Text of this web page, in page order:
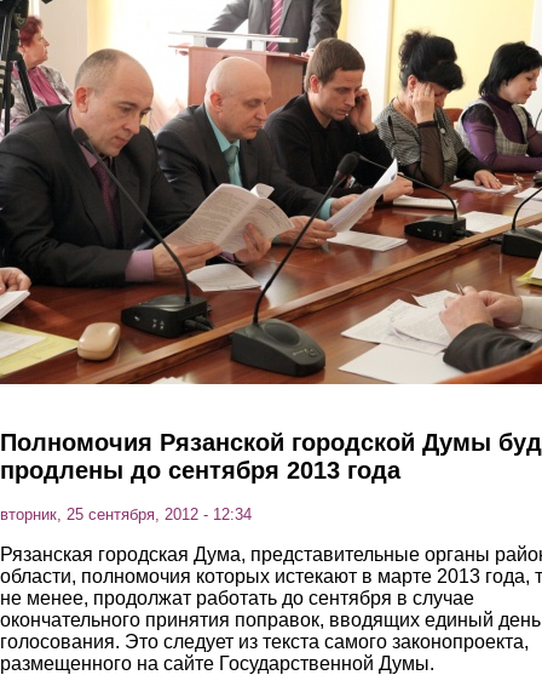
Перейти к основному содержанию
Полномочия Рязанской городской Думы
продлены до сентября 2013 года
вторник, 25 сентября, 2012 - 12:34
Рязанская городская Дума, представительные органы
области, полномочия которых истекают в марте 2013 года,
не менее, продолжат работать до сентября в случае
окончательного принятия поправок, вводящих единый день
голосования. Это следует из текста самого законопроекта,
размещенного на сайте Государственной Думы.